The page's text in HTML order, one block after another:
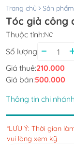
Trang chủ Sản phẩm
Tóc giả công
Thuộc tính:Nữ
Số lượng
Giá thuê:210.000
Giá bán:500.000
Thông tin chi nhánh
*LƯU Ý: Thời gian
vui lòng xem kỹ